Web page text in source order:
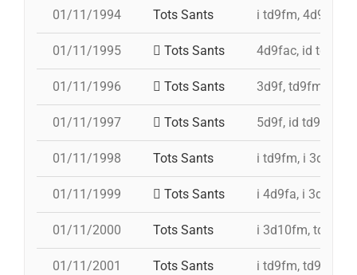
01/11/1994 Tots Sants i td9fm, 4d9f,
01/11/1995 Tots Sants 4d9fac, id td9fm,
01/11/1996 Tots Sants 3d9f, td9fm,
01/11/1997 Tots Sants 5d9f, id td9fm,
01/11/1998 Tots Sants i td9fm, i
01/11/1999 Tots Sants i 4d9fa, i
01/11/2000 Tots Sants i 3d10fm, td9fm,
01/11/2001 Tots Sants i td9fm, td9fm, i